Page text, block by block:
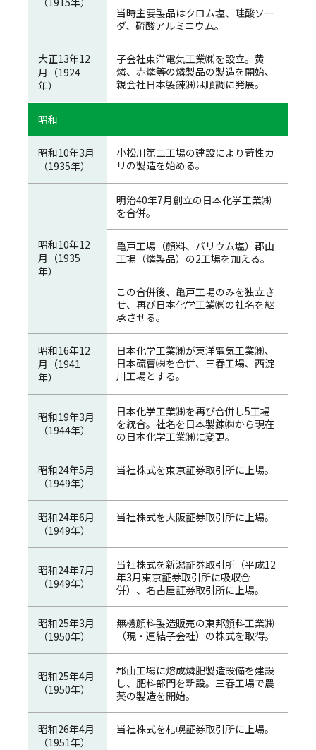
当時主要製品はクロム塩、珪酸ソー
ダ、硫酸アルミニウム。
大正13年12
月（1924
年）
子会社東洋電気工業㈱を設立。黄
燐、赤燐等の燐製品の製造を開始、
親会社日本製錬㈱は順調に発展。
昭和
昭和10年3月
（1935年）
小松川第二工場の建設により苛性カ
リの製造を始める。
昭和10年12
月（1935
年）
明治40年7月創立の日本化学工業㈱
を合併。
亀戸工場（顔料、バリウム塩）郡山
工場（燐製品）の2工場を加える。
この合併後、亀戸工場のみを独立さ
せ、再び日本化学工業㈱の社名を継
承させる。
昭和16年12
月（1941
年）
日本化学工業㈱が東洋電気工業㈱、
日本硫曹㈱を合併、三春工場、西淀
川工場とする。
昭和19年3月
（1944年）
日本化学工業㈱を再び合併し5工場
を統合。社名を日本製錬㈱から現在
の日本化学工業㈱に変更。
昭和24年5月
（1949年）
当社株式を東京証券取引所に上場。
昭和24年6月
（1949年）
当社株式を大阪証券取引所に上場。
昭和24年7月
（1949年）
当社株式を新潟証券取引所（平成12
年3月東京証券取引所に吸収合
併）、名古屋証券取引所に上場。
昭和25年3月
（1950年）
無機顔料製造販売の東邦顔料工業㈱
（現・連結子会社）の株式を取得。
昭和25年4月
（1950年）
郡山工場に熔成燐肥製造設備を建設
し、肥料部門を新設。三春工場で農
薬の製造を開始。
昭和26年4月
（1951年）
当社株式を札幌証券取引所に上場。